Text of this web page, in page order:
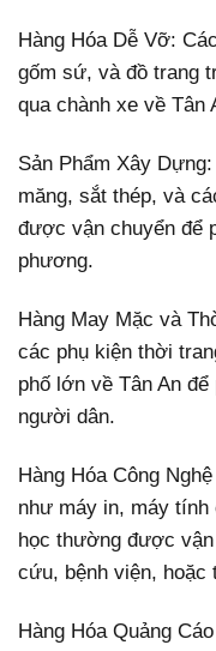
Hàng Hóa Dễ Vỡ:
gốm sứ, và đồ trang
qua chành xe về Tân
Sản Phẩm Xây
măng, sắt thép, và
được vận chuyển để
phương.
Hàng May Mặc và
các phụ kiện thời
phố lớn về Tân An
người dân.
Hàng Hóa Công
như máy in, máy tính
học thường được
cứu, bệnh viện, hoặc
Hàng Hóa Quảng